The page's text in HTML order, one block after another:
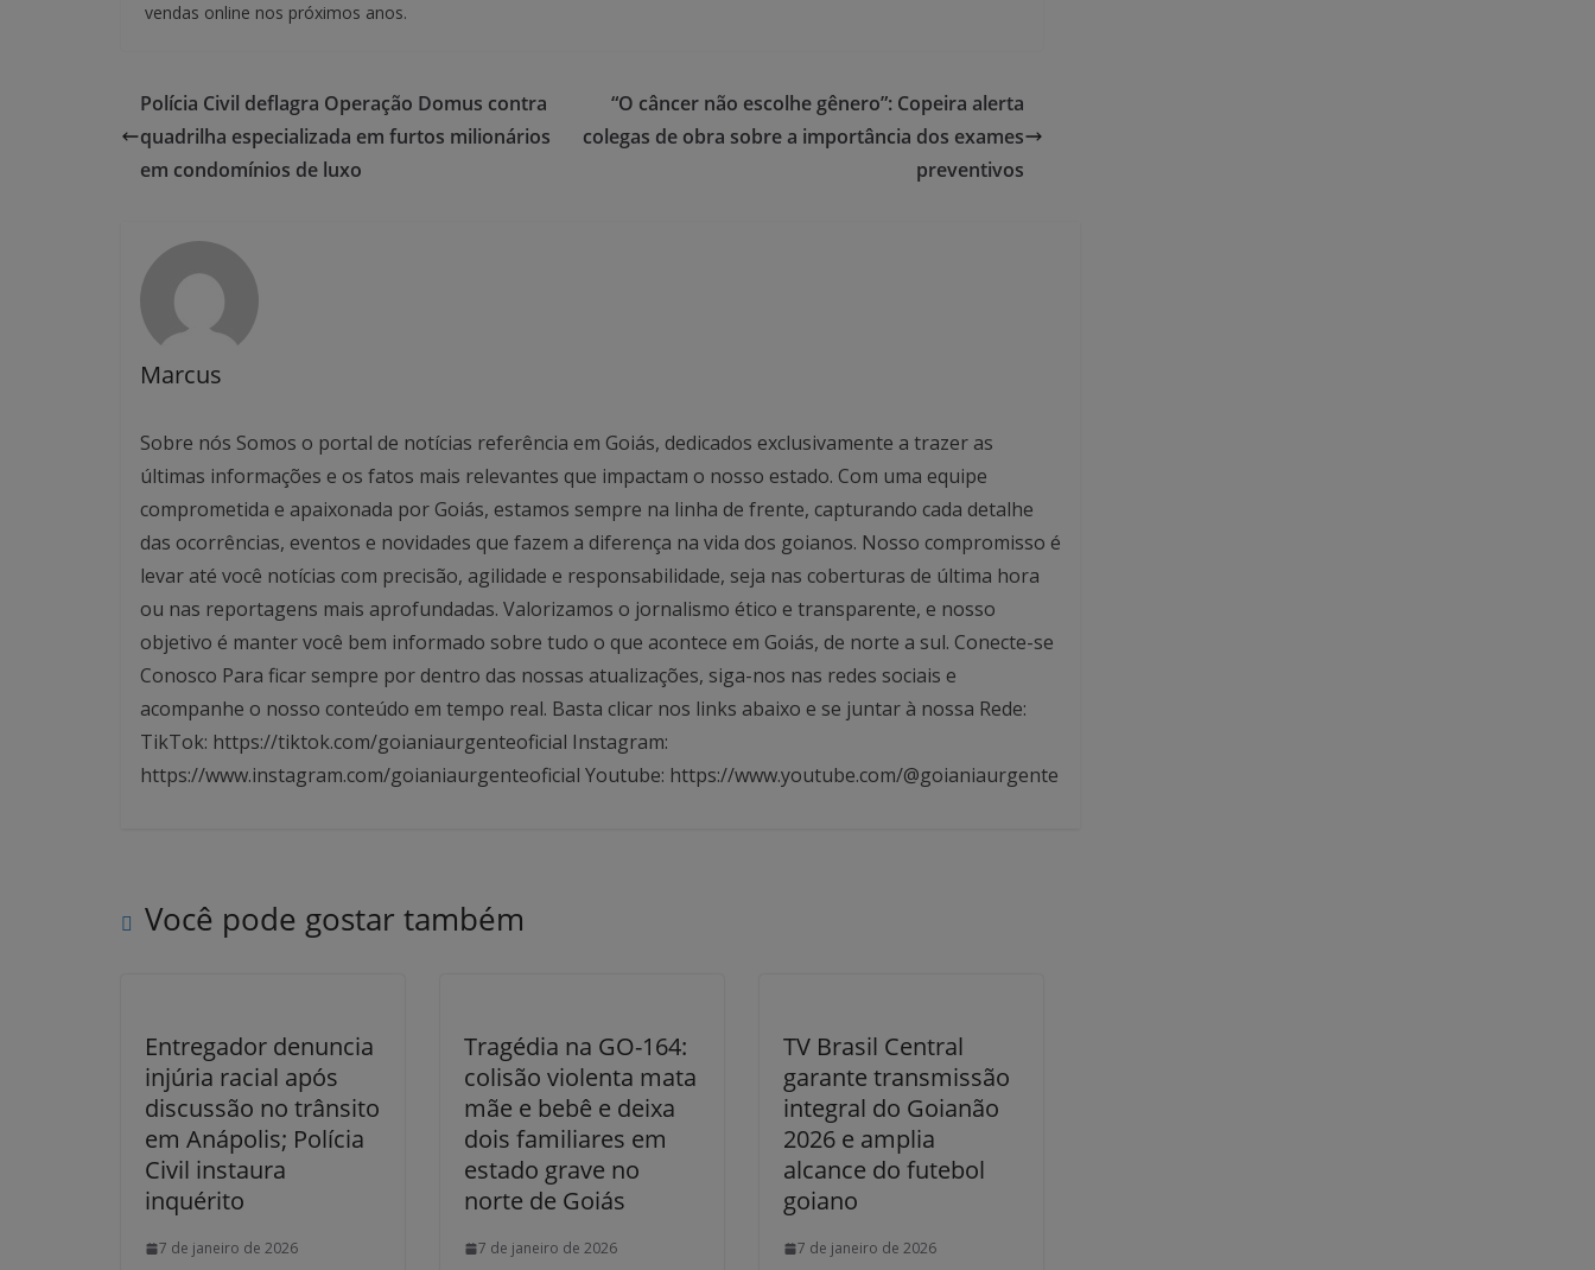
vendas online nos próximos anos.
Polícia Civil deflagra Operação Domus contra
quadrilha especializada em furtos milionários
em condomínios de luxo
“O câncer não escolhe gênero”: Copeira alerta
colegas de obra sobre a importância dos exames
preventivos
Marcus
Sobre nós Somos o portal de notícias referência em Goiás, dedicados exclusivamente a trazer as
últimas informações e os fatos mais relevantes que impactam o nosso estado. Com uma equipe
comprometida e apaixonada por Goiás, estamos sempre na linha de frente, capturando cada detalhe
das ocorrências, eventos e novidades que fazem a diferença na vida dos goianos. Nosso compromisso é
levar até você notícias com precisão, agilidade e responsabilidade, seja nas coberturas de última hora
ou nas reportagens mais aprofundadas. Valorizamos o jornalismo ético e transparente, e nosso
objetivo é manter você bem informado sobre tudo o que acontece em Goiás, de norte a sul. Conecte-se
Conosco Para ficar sempre por dentro das nossas atualizações, siga-nos nas redes sociais e
acompanhe o nosso conteúdo em tempo real. Basta clicar nos links abaixo e se juntar à nossa Rede:
TikTok: https://tiktok.com/goianiaurgenteoficial Instagram:
https://www.instagram.com/goianiaurgenteoficial Youtube: https://www.youtube.com/@goianiaurgente
Você pode gostar também
Entregador denuncia
injúria racial após
discussão no trânsito
em Anápolis; Polícia
Civil instaura
inquérito
7 de janeiro de 2026
Tragédia na GO-164:
colisão violenta mata
mãe e bebê e deixa
dois familiares em
estado grave no
norte de Goiás
7 de janeiro de 2026
TV Brasil Central
garante transmissão
integral do Goianão
2026 e amplia
alcance do futebol
goiano
7 de janeiro de 2026